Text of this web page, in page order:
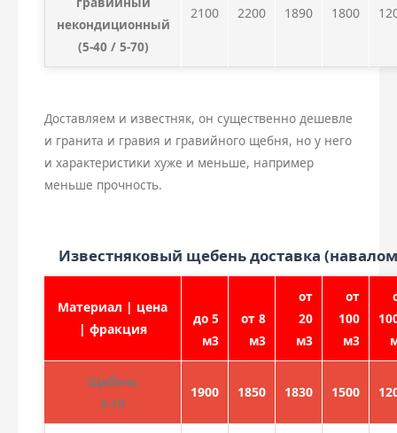
некондиционный
(5-40 / 5-70)
2100 2200 1890 1800
Доставляем и известняк, он существенно дешевле
и гранита и гравия и гравийного щебня, но у него
и характеристики хуже и меньше, например
меньше прочность.
Известняковый щебень доставка
Материал | цена
| фракция
до 5
м3
от 8
м3
от
20
м3
от
100
м3
Щебень
3-10
1900 1850 1830 1500